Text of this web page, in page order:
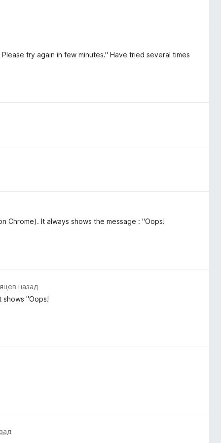
try again in few minutes." Have tried several times
Chrome). It always shows the message : "Oops!
назад
shows "Oops!